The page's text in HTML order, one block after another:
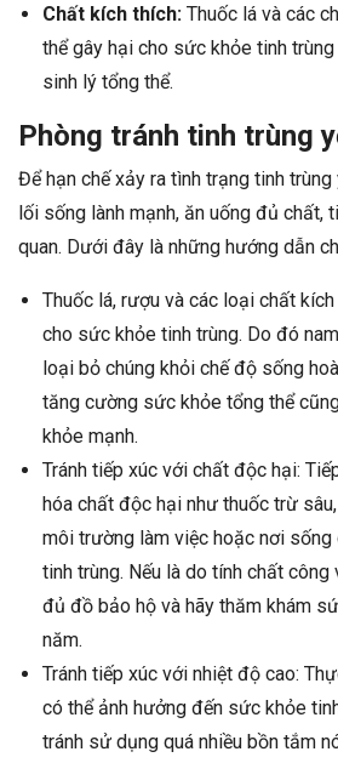
Chất kích thích: Thuốc lá và các
thể gây hại cho sức khỏe tinh
sinh lý tổng thể.
Phòng tránh tinh trùng
Để hạn chế xảy ra tình trạng tinh
lối sống lành mạnh, ăn uống đủ chất,
quan. Dưới đây là những hướng dẫn
Thuốc lá, rượu và các loại chất
cho sức khỏe tinh trùng. Do đó
loại bỏ chúng khỏi chế độ sống
tăng cường sức khỏe tổng thể
khỏe mạnh.
Tránh tiếp xúc với chất độc hại:
hóa chất độc hại như thuốc trừ
môi trường làm việc hoặc nơi
tinh trùng. Nếu là do tính chất
đủ đồ bảo hộ và hãy thăm khám
năm.
Tránh tiếp xúc với nhiệt độ cao:
có thể ảnh hưởng đến sức khỏe
tránh sử dụng quá nhiều bồn tắm